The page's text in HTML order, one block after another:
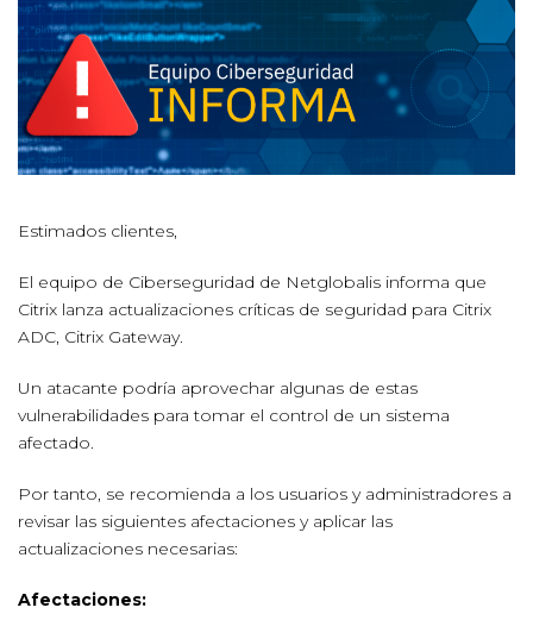
Estimados clientes,
El equipo de Ciberseguridad de Netglobalis informa que
Citrix lanza actualizaciones críticas de seguridad para Citrix
ADC, Citrix Gateway.
Un atacante podría aprovechar algunas de estas
vulnerabilidades para tomar el control de un sistema
afectado.
Por tanto, se recomienda a los usuarios y administradores a
revisar las siguientes afectaciones y aplicar las
actualizaciones necesarias:
Afectaciones: